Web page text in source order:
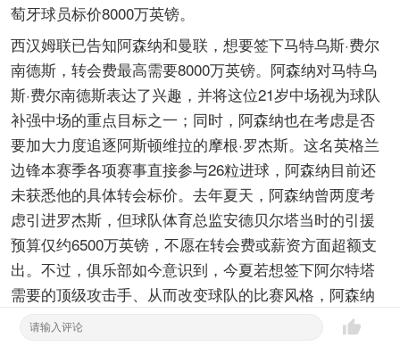
萄牙球员标价8000万英镑。
西汉姆联已告知阿森纳和曼联，想要签下马特乌斯·费尔
南德斯，转会费最高需要8000万英镑。阿森纳对马特乌
斯·费尔南德斯表达了兴趣，并将这位21岁中场视为球队
补强中场的重点目标之一；同时，阿森纳也在考虑是否
要加大力度追逐阿斯顿维拉的摩根·罗杰斯。这名英格兰
边锋本赛季各项赛事直接参与26粒进球，阿森纳目前还
未获悉他的具体转会标价。去年夏天，阿森纳曾两度考
虑引进罗杰斯，但球队体育总监安德贝尔塔当时的引援
预算仅约6500万英镑，不愿在转会费或薪资方面超额支
出。不过，俱乐部如今意识到，今夏若想签下阿尔特塔
需要的顶级攻击手、从而改变球队的比赛风格，阿森纳
必须拿出比这更高的报价。